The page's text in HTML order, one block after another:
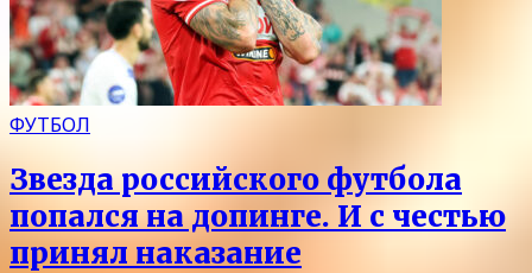
ФУТБОЛ
Звезда российского футбола
попался на допинге. И с честью
принял наказание